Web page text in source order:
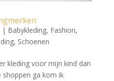
| Babykleding, Fashion,
, Schoenen
kleding voor mijn kind dan
shoppen ga kom ik